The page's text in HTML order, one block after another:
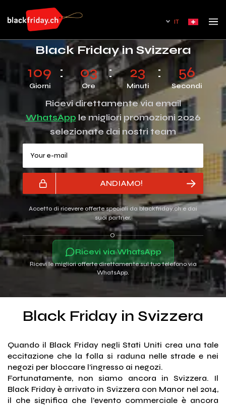
IT
Black Friday in Svizzera
109
Giorni
03
Ore
23
Minuti
55
Secondi
Ricevi direttamente via email
WhatsApp le migliori promozioni 2026
selezionate dai nostri team
ANDIAMO!
Accetto di ricevere offerte speciali da blackfriday.ch e dai
suoi partner.
O
Ricevi via WhatsApp
Ricevi le migliori offerte direttamente sul tuo telefono via
WhatsApp.
Black Friday in Svizzera
Quando il Black Friday negli Stati Uniti crea una tale
eccitazione che la folla si raduna nelle strade e nei
negozi per bloccare l’ingresso ai negozi.
Fortunatamente, non siamo ancora in Svizzera. Il
Black Friday è arrivato in Svizzera con Manor nel 2014,
il che significa che l’evento commerciale è ancora